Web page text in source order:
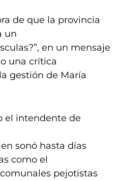
de que la provincia
un
en un mensaje
una crítica
gestión de María
el intendente de
sonó hasta días
como el
pejotistas